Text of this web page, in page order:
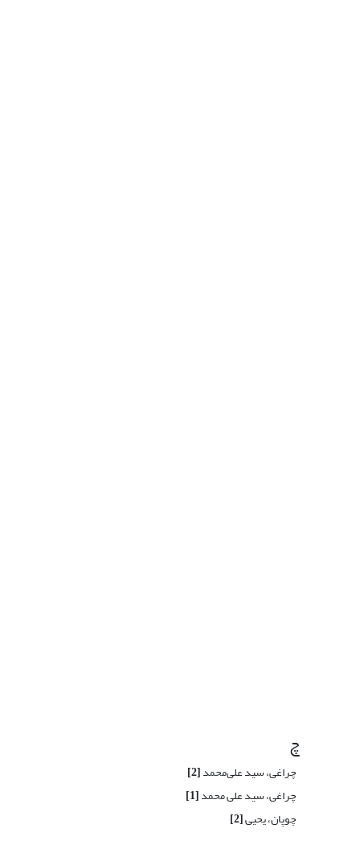
چ
چراغی، سید علی‌محمد[2]
چراغی، سید علی محمد[1]
چوپان، یحیی[2]